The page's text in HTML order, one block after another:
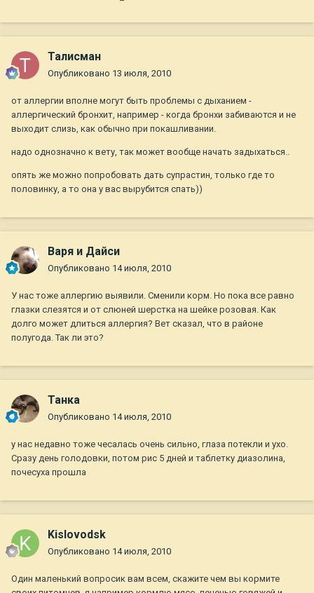
Талисман
Опубликовано 13 июля, 2010
от аллергии вполне могут быть проблемы с дыханием -
аллергический бронхит, например - когда бронхи забиваются и не
выходит слизь, как обычно при покашливании.
надо однозначно к вету, так может вообще начать задыхаться..
опять же можно попробовать дать супрастин, только где то
половинку, а то она у вас вырубится спать))
Варя и Дайси
Опубликовано 14 июля, 2010
У нас тоже аллергию выявили. Сменили корм. Но пока все равно
глазки слезятся и от слюней шерстка на шейке розовая. Как
долго может длиться аллергия? Вет сказал, что в районе
полугода. Так ли это?
Танка
Опубликовано 14 июля, 2010
у нас недавно тоже чесалась очень сильно, глаза потекли и ухо.
Сразу день голодовки, потом рис 5 дней и таблетку диазолина,
почесуха прошла
Kislovodsk
Опубликовано 14 июля, 2010
Один маленький вопросик вам всем, скажите чем вы кормите